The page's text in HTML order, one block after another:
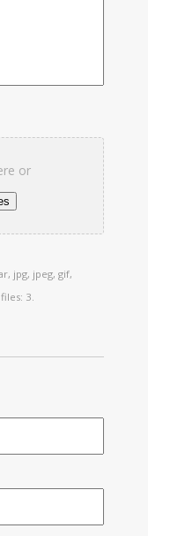
or
jpg, jpeg, gif,
3.